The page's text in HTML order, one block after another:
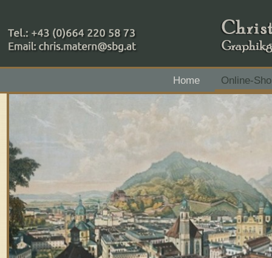
+43 (0)664 220 58 73
Home
Online-
Zahlungsmethoden: RAIBA - Flachgau Mitte - IBAN